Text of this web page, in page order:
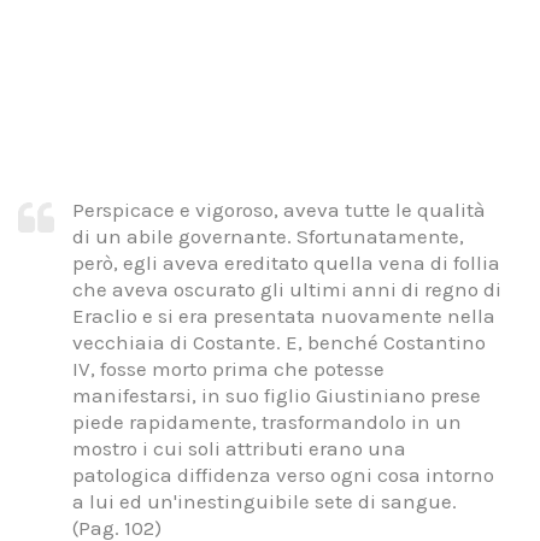
Perspicace e vigoroso, aveva tutte le qualità
di un abile governante. Sfortunatamente,
però, egli aveva ereditato quella vena di follia
che aveva oscurato gli ultimi anni di regno di
Eraclio e si era presentata nuovamente nella
vecchiaia di Costante. E, benché Costantino
IV, fosse morto prima che potesse
manifestarsi, in suo figlio Giustiniano prese
piede rapidamente, trasformandolo in un
mostro i cui soli attributi erano una
patologica diffidenza verso ogni cosa intorno
a lui ed un'inestinguibile sete di sangue.
(Pag. 102)